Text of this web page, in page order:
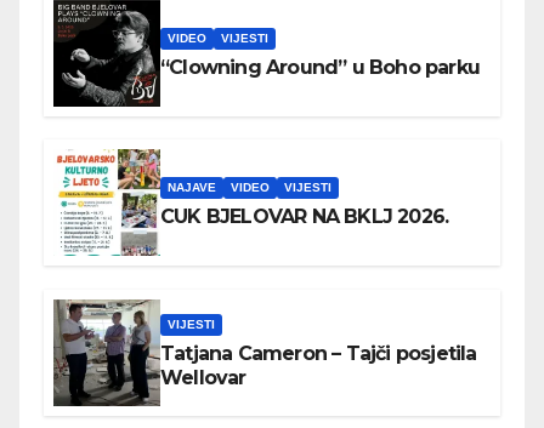
VIDEO VIJESTI
“Clowning Around” u Boho parku
NAJAVE VIDEO VIJESTI
CUK BJELOVAR NA BKLJ 2026.
VIJESTI
Tatjana Cameron – Tajči posjetila
Wellovar